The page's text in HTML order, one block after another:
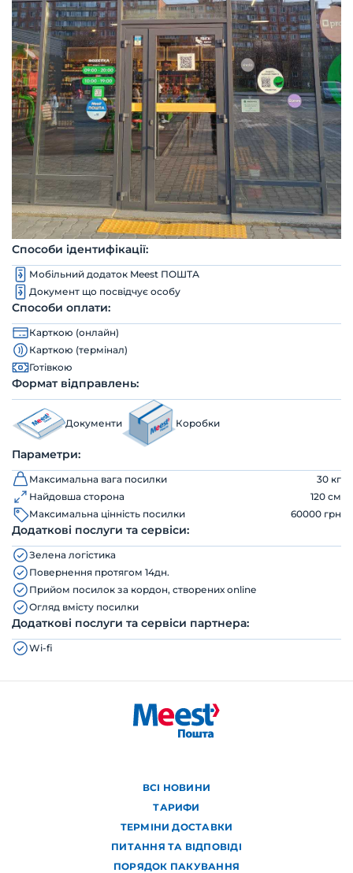
Способи ідентифікації:
Мобільний додаток Meest ПОШТА
Документ що посвідчує особу
Способи оплати:
Карткою (онлайн)
Карткою (термінал)
Готівкою
Формат відправлень:
Документи Коробки
Параметри:
Максимальна вага посилки
30 кг
Найдовша сторона
120 см
Максимальна цінність посилки
60000 грн
Додаткові послуги та сервіси:
Зелена логістика
Повернення протягом 14дн.
Прийом посилок за кордон, створених online
Огляд вмісту посилки
Додаткові послуги та сервіси партнера:
Wi-fi
ВСІ НОВИНИ
ТАРИФИ
ТЕРМІНИ ДОСТАВКИ
ПИТАННЯ ТА ВІДПОВІДІ
ПОРЯДОК ПАКУВАННЯ